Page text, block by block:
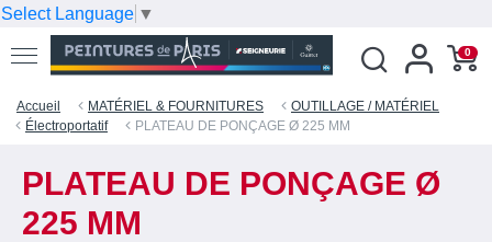
Select Language ▼
0
Accueil MATÉRIEL & FOURNITURES
OUTILLAGE / MATÉRIEL
Électroportatif
PLATEAU DE PONÇAGE Ø 225 MM
PLATEAU DE PONÇAGE Ø
225 MM